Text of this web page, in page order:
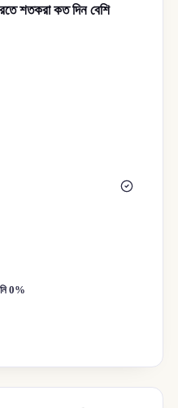
শতকরা কত দিন বেশি
0%